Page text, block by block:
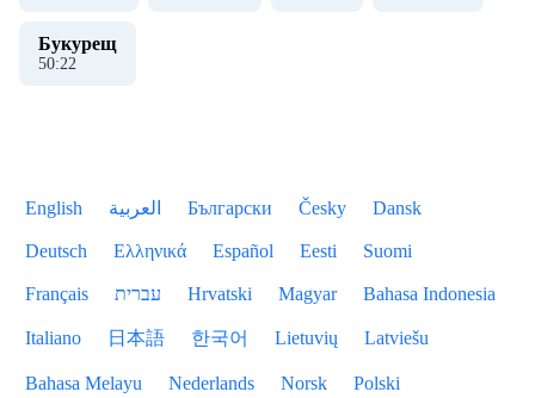
Букурещ
50:23
English العربية Български Česky Dansk
Deutsch Ελληνικά Español Eesti Suomi
Français עברית Hrvatski Magyar Bahasa Indonesia
Italiano 日本語 한국어 Lietuvių Latviešu
Bahasa Melayu Nederlands Norsk Polski